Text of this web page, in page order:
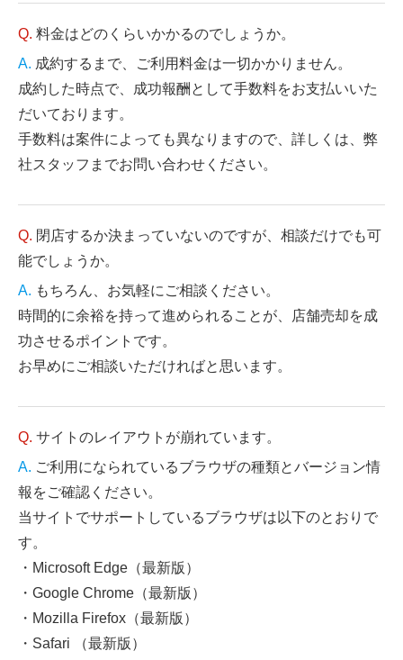
料金はどのくらいかかるのでしょうか。
成約するまで、ご利用料金は一切かかりません。
成約した時点で、成功報酬として手数料をお支払いいた
だいております。
手数料は案件によっても異なりますので、詳しくは、弊
社スタッフまでお問い合わせください。
閉店するか決まっていないのですが、相談だけでも可
能でしょうか。
もちろん、お気軽にご相談ください。
時間的に余裕を持って進められることが、店舗売却を成
功させるポイントです。
お早めにご相談いただければと思います。
サイトのレイアウトが崩れています。
ご利用になられているブラウザの種類とバージョン情
報をご確認ください。
当サイトでサポートしているブラウザは以下のとおりで
す。
・Microsoft Edge（最新版）
・Google Chrome（最新版）
・Mozilla Firefox（最新版）
・Safari （最新版）